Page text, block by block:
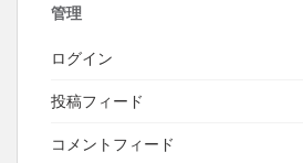
管理
ログイン
投稿フィード
コメントフィード